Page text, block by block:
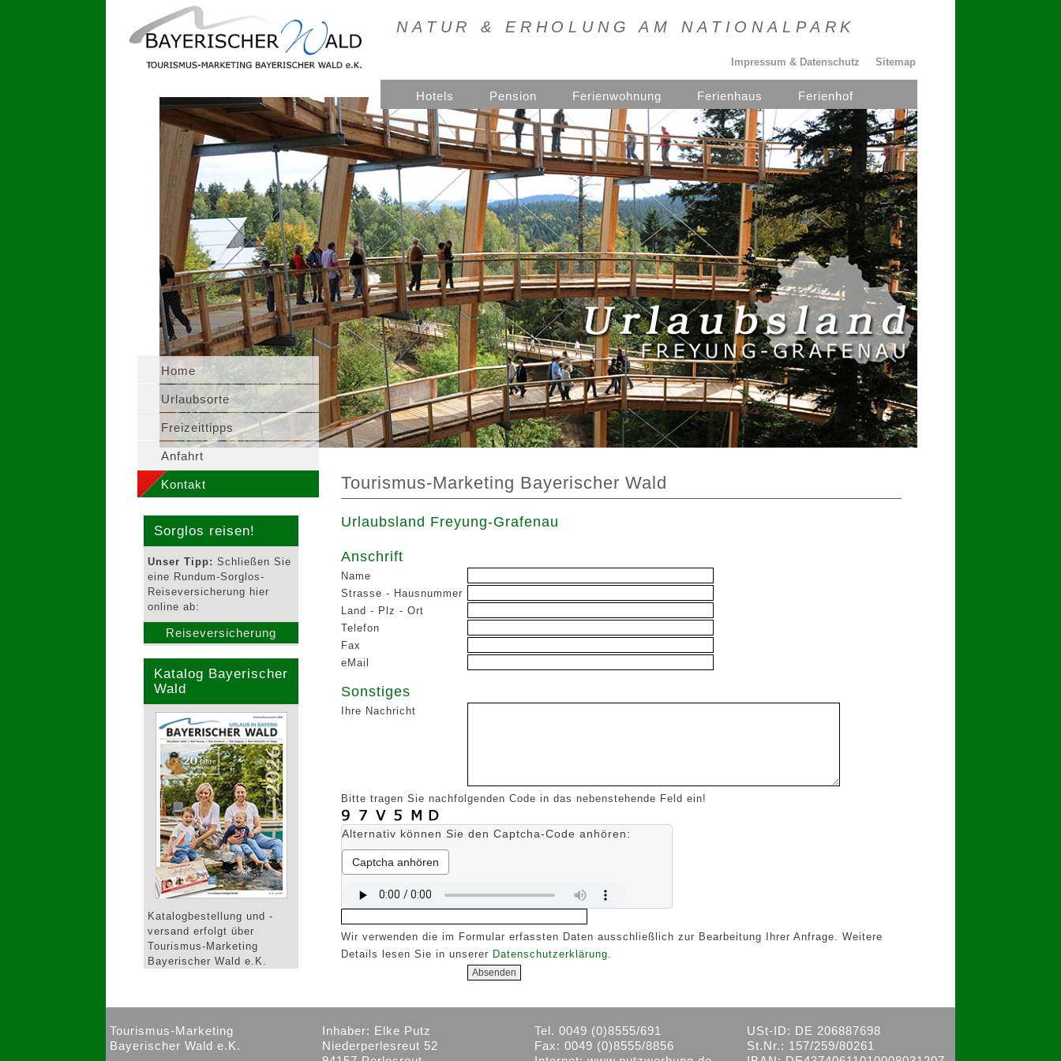
NATUR & ERHOLUNG AM NATIONALPARK
Sitemap
Impressum & Datenschutz
Hotels Pension Ferienwohnung Ferienhaus Ferienhof
Home
Urlaubsorte
Freizeittipps
Anfahrt
Kontakt Tourismus-Marketing Bayerischer Wald
Urlaubsland Freyung-Grafenau
Anschrift
Name
Strasse - Hausnummer
Land - Plz - Ort
Telefon
Fax
eMail
Sonstiges
Ihre Nachricht
Bitte tragen Sie nachfolgenden Code in das nebenstehende Feld ein!
Alternativ können Sie den Captcha-Code anhören:
Captcha anhören
Wir verwenden die im Formular erfassten Daten ausschließlich zur Bearbeitung Ihrer Anfrage. Weitere
Details lesen Sie in unserer Datenschutzerklärung
Sorglos reisen!
Unser Tipp: Schließen Sie
eine Rundum-Sorglos-
Reiseversicherung hier
online ab:
Reiseversicherung
Katalog Bayerischer
Wald
Katalogbestellung und -
versand erfolgt über
Tourismus-Marketing
Bayerischer Wald e.K.
Tourismus-Marketing
Bayerischer Wald e.K.
Inhaber: Elke Putz
Niederperlesreut 52
Tel. 0049 (0)8555/691
Fax: 0049 (0)8555/8856
USt-ID: DE 206887698
St.Nr.: 157/259/80261